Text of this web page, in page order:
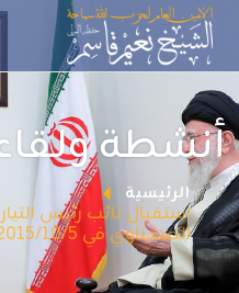
أنشطة
الرئيسية
استقبال نائب رئيس
الصحناوي في 2015/10/5